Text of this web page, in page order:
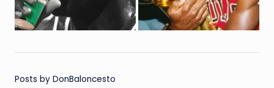
Posts by DonBaloncesto